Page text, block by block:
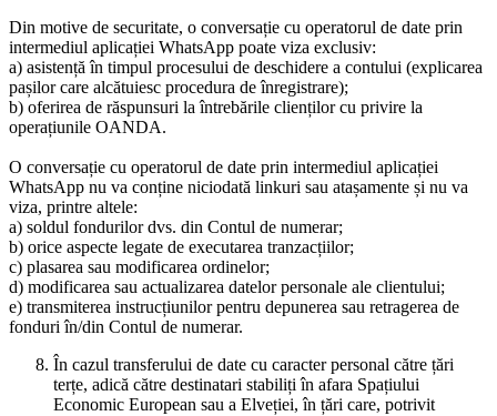
Din motive de securitate, o conversație cu operatorul de date prin
intermediul aplicației WhatsApp poate viza exclusiv:
a) asistență în timpul procesului de deschidere a contului (explicarea
pașilor care alcătuiesc procedura de înregistrare);
b) oferirea de răspunsuri la întrebările clienților cu privire la
operațiunile OANDA.
O conversație cu operatorul de date prin intermediul aplicației
WhatsApp nu va conține niciodată linkuri sau atașamente și nu va
viza, printre altele:
a) soldul fondurilor dvs. din Contul de numerar;
b) orice aspecte legate de executarea tranzacțiilor;
c) plasarea sau modificarea ordinelor;
d) modificarea sau actualizarea datelor personale ale clientului;
e) transmiterea instrucțiunilor pentru depunerea sau retragerea de
fonduri în/din Contul de numerar.
În cazul transferului de date cu caracter personal către țări
terțe, adică către destinatari stabiliți în afara Spațiului
Economic European sau a Elveției, în țări care, potrivit